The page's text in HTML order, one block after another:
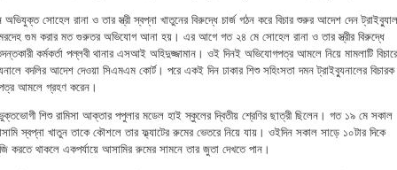
সোহেল রানা ও তার স্ত্রী স্বপ্না খাতুনের বিরুদ্ধে চার্জ গঠন করে বিচার শুরুর আদেশ দেন
গুম করার মত গুরুতর অভিযোগ আনা হয়। এর আগে গত ২৪ মে সোহেল রানা ও তার স্ত্রীর বিরুদ্ধে
কর্মকর্তা পল্লবী থানার এসআই অহিদুজ্জামান। ওই দিনই অভিযোগপত্র আমলে নিয়ে মামলাটি
বদলির আদেশ দেওয়া সিএমএম কোর্ট। পরে একই দিন ঢাকার শিশু সহিংসতা দমন ট্রাইব্যুনালের বিচারক
আমলে গ্রহণ করেন।
শিশু রামিসা আক্তার পপুলার মডেল হাই স্কুলের দ্বিতীয় শ্রেণির ছাত্রী ছিলেন। গত ১৯ মে সকাল
স্বপ্না খাতুন তাকে কৌশলে তার ফ্ল্যাটের রুমের ভেতরে নিয়ে যায়। ওইদিন সকাল সাড়ে ১০টার দিকে
করতে থাকলে একপর্যায়ে আসামির রুমের সামনে তার জুতা দেখতে পান।